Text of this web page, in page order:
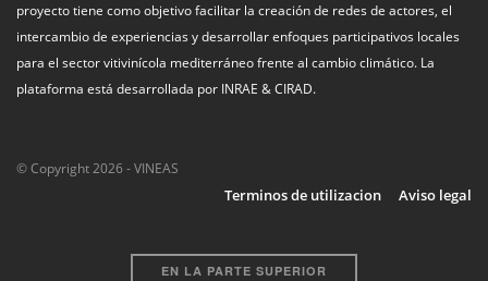
proyecto tiene como objetivo facilitar la creación de redes de actores, el
intercambio de experiencias y desarrollar enfoques participativos locales
para el sector vitivinícola mediterráneo frente al cambio climático. La
plataforma está desarrollada por INRAE & CIRAD.
© Copyright 2026 - VINEAS
Terminos de utilizacion Aviso legal
EN LA PARTE SUPERIOR